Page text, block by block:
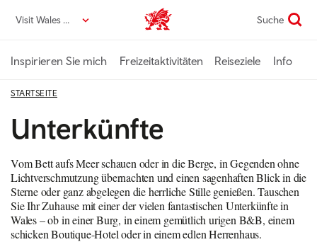
zumVisit Wales DE VisitWales home Suche
Inspirieren Sie mich Freizeitaktivitäten Reiseziele Info
STARTSEITE
Unterkünfte
Vom Bett aufs Meer schauen oder in die Berge, in Gegenden ohne
Lichtverschmutzung übernachten und einen sagenhaften Blick in die
Sterne oder ganz abgelegen die herrliche Stille genießen. Tauschen
Sie Ihr Zuhause mit einer der vielen fantastischen Unterkünfte in
Wales – ob in einer Burg, in einem gemütlich urigen B&B, einem
schicken Boutique-Hotel oder in einem edlen Herrenhaus.